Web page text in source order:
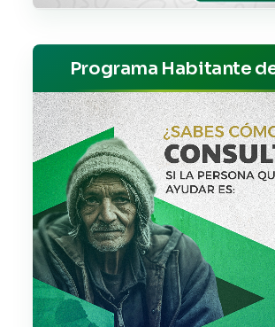
Programa Habitante